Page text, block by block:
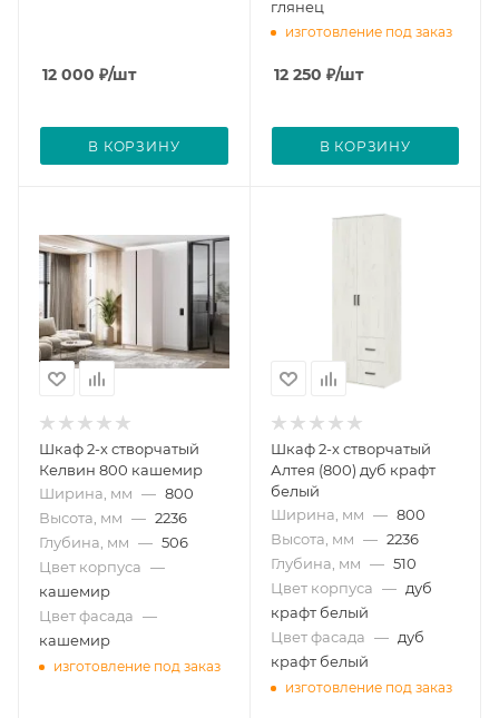
12 000 ₽/шт
В КОРЗИНУ
глянец
изготовление под заказ
12 250 ₽/шт
В КОРЗИНУ
Шкаф 2-х створчатый
Келвин 800 кашемир
Ширина, мм — 800
Высота, мм — 2236
Глубина, мм — 506
Цвет корпуса —
кашемир
Цвет фасада —
кашемир
изготовление под заказ
Шкаф 2-х створчатый
Алтея (800) дуб крафт
белый
Ширина, мм — 800
Высота, мм — 2236
Глубина, мм — 510
Цвет корпуса — дуб
крафт белый
Цвет фасада — дуб
крафт белый
изготовление под заказ